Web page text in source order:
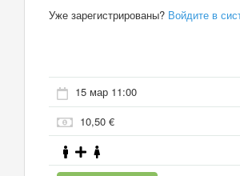
Уже зарегистрированы? Войдите в
15 мар 11:00
10,50 €